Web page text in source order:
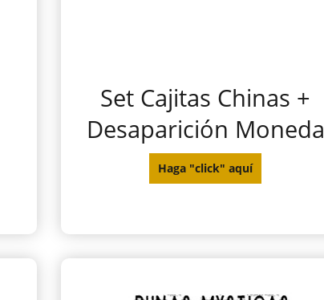
Set Cajitas Chinas +
Desaparición Moneda
Haga "click" aquí